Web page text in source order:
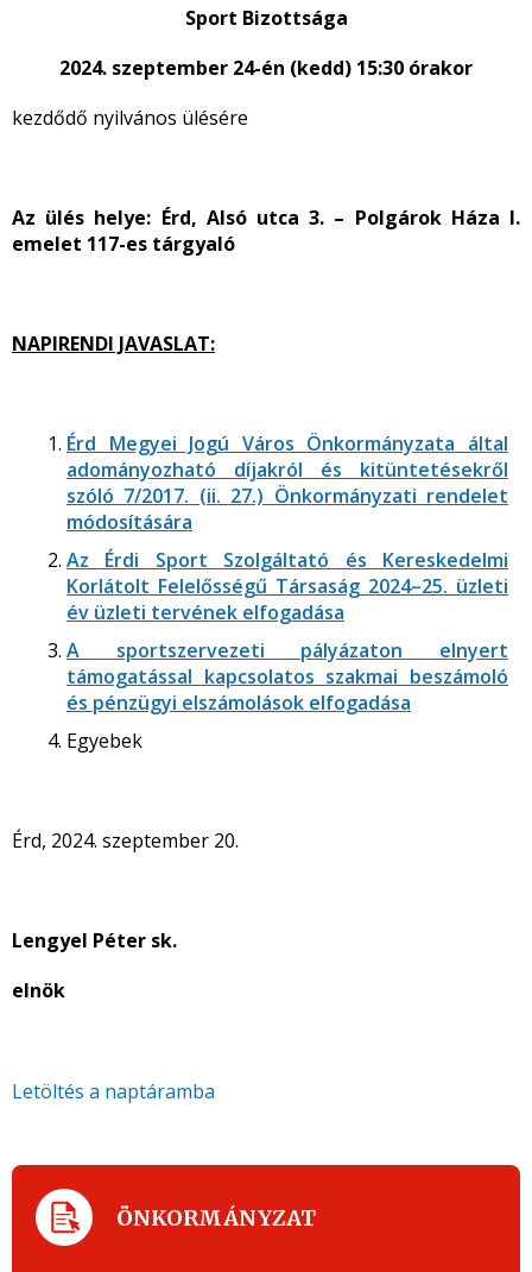
Sport Bizottsága
2024. szeptember 24-én (kedd) 15:30 órakor
kezdődő nyilvános ülésére
Az ülés helye: Érd, Alsó utca 3. – Polgárok Háza I.
emelet 117-es tárgyaló
NAPIRENDI JAVASLAT:
Érd Megyei Jogú Város Önkormányzata által
adományozható díjakról és kitüntetésekről
szóló 7/2017. (ii. 27.) Önkormányzati rendelet
módosítására
Az Érdi Sport Szolgáltató és Kereskedelmi
Korlátolt Felelősségű Társaság 2024–25. üzleti
év üzleti tervének elfogadása
A sportszervezeti pályázaton elnyert
támogatással kapcsolatos szakmai beszámoló
és pénzügyi elszámolások elfogadása
Egyebek
Érd, 2024. szeptember 20.
Lengyel Péter sk.
elnök
Letöltés a naptáramba
ÖNKORMÁNYZAT